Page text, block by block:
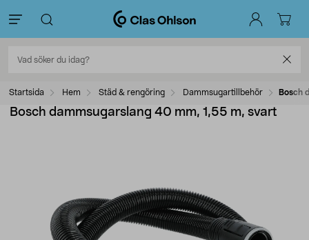
Startsida Hem Städ & rengöring Dammsugartillbehör Bosch
Bosch dammsugarslang 40 mm, 1,55 m, svart